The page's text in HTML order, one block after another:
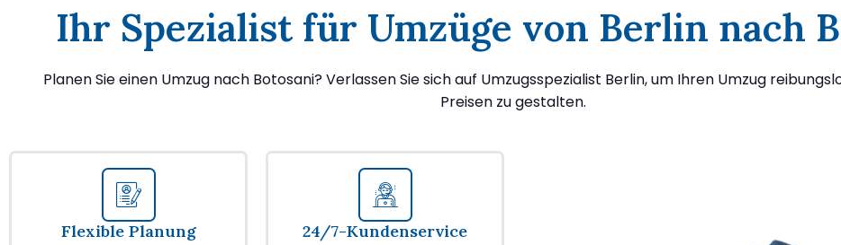
Ihr Spezialist für Umzüge von Berlin nach
Planen Sie einen Umzug nach Botosani? Verlassen Sie sich auf Umzugsspezialist Berlin, um Ihren Umzug
Preisen zu gestalten.
Flexible Planung
24/7-Kundenservice